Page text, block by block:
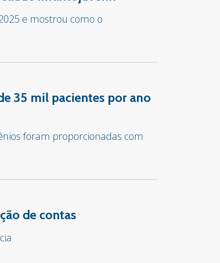
e mostrou como o
35 mil pacientes por ano
foram proporcionadas com
de contas